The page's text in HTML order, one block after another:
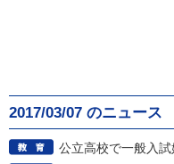
2017/03/07 のニュース
公立高校で一般入試